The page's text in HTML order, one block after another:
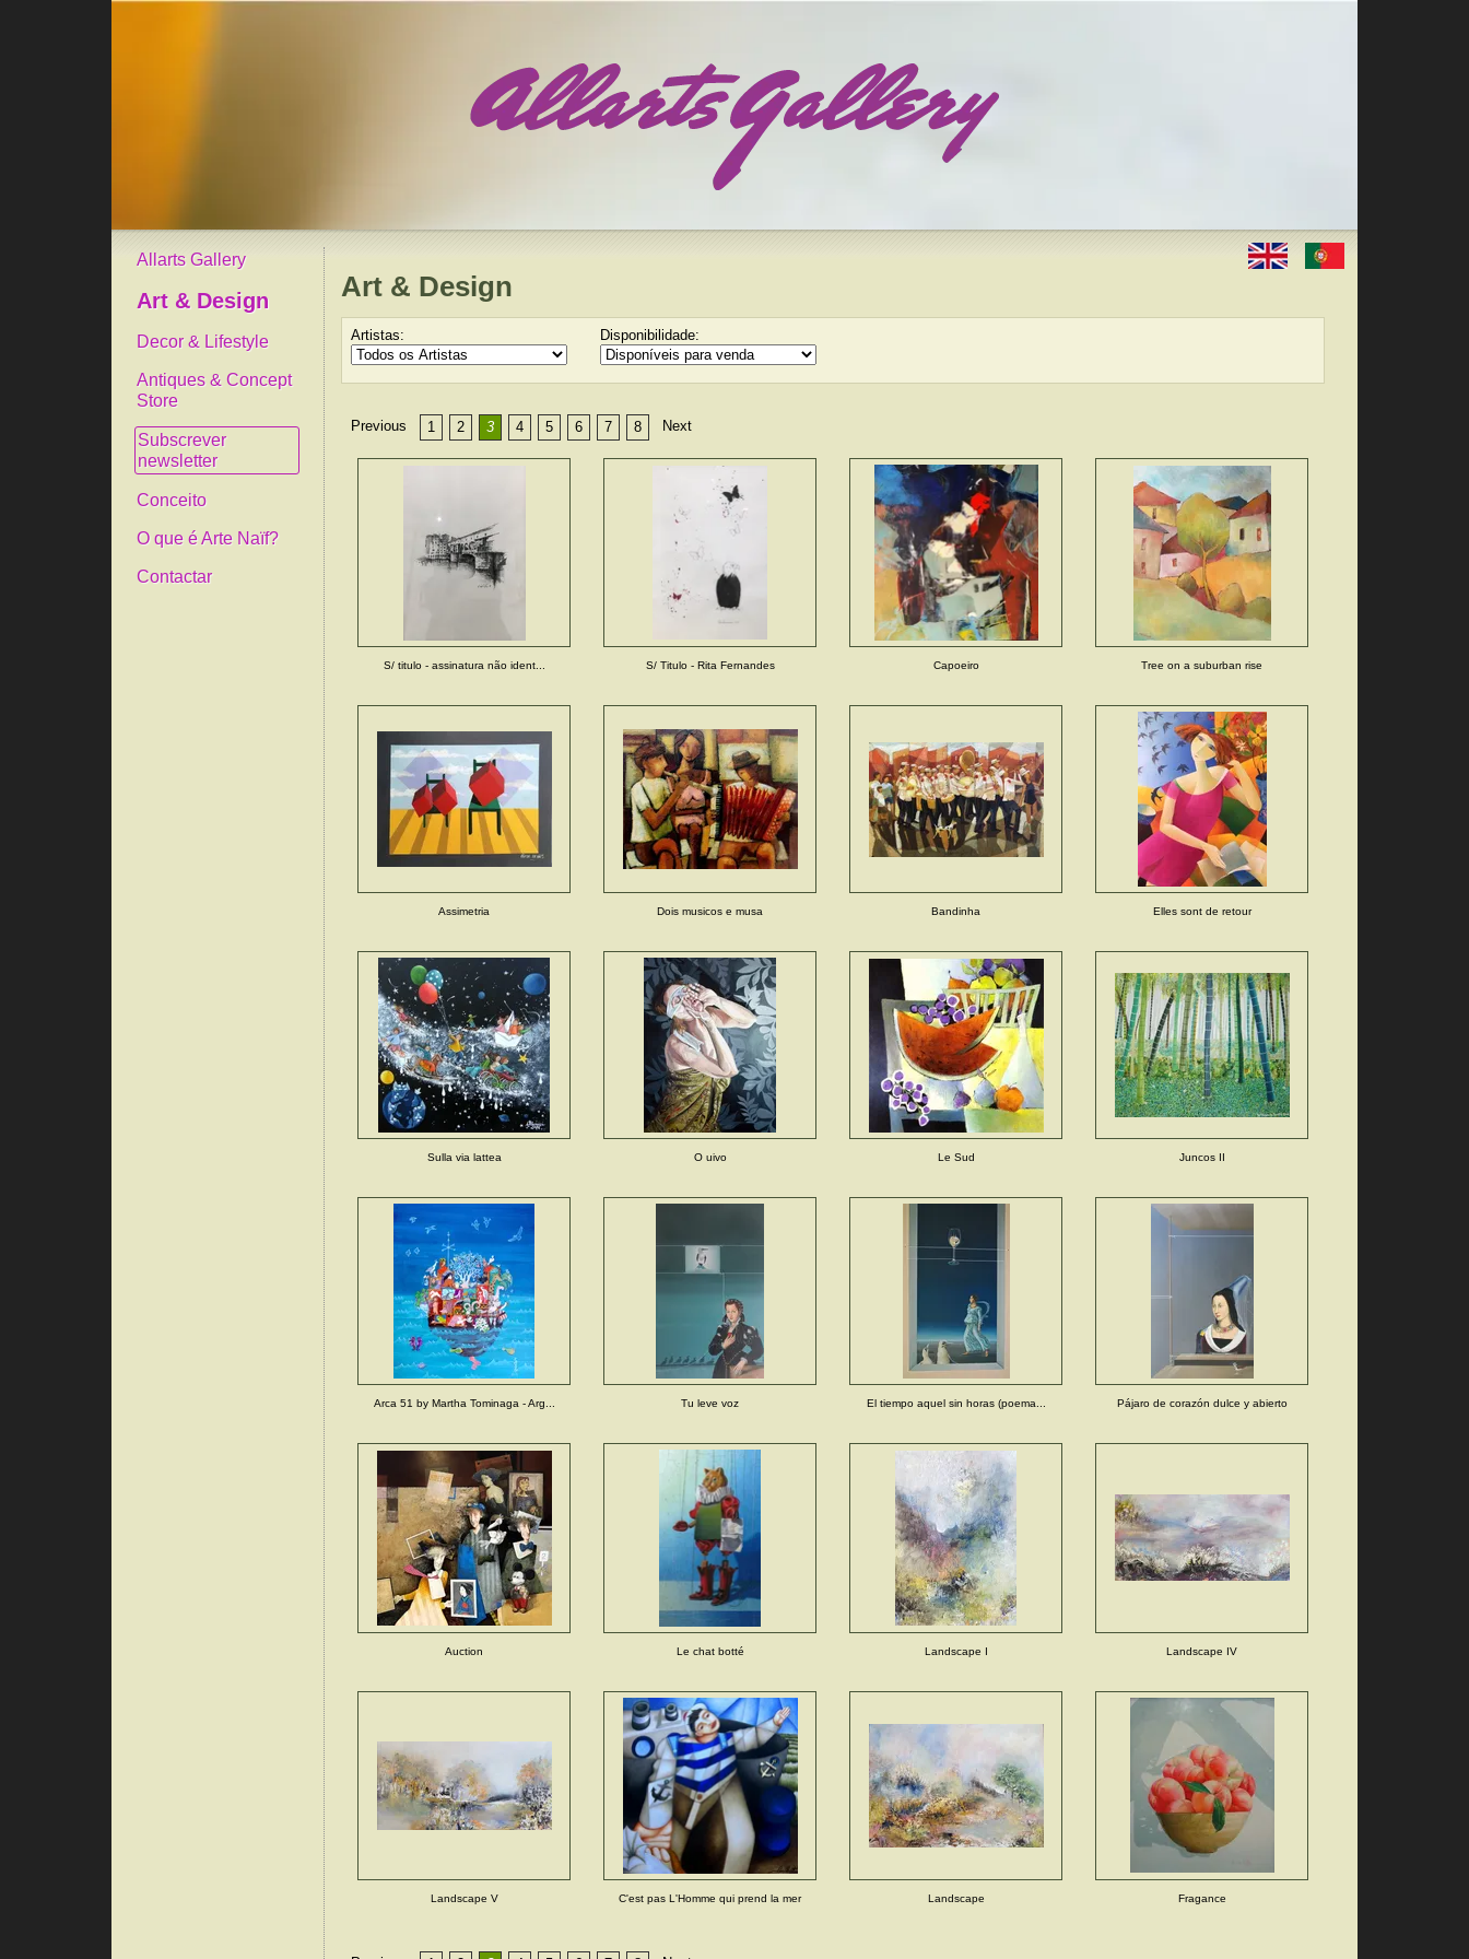
Allarts Gallery
Art & Design
Decor & Lifestyle
Antiques & Concept
Store
Subscrever
newsletter
Conceito
O que é Arte Naïf?
Contactar
Art & Design
Artistas: Disponibilidade:
Previous 1 2 3 4 5 6 7 8 Next
S/ titulo - assinatura não ident... S/ Titulo - Rita Fernandes Capoeiro Tree on a suburban rise
Assimetria Dois musicos e musa Bandinha Elles sont de retour
Sulla via lattea O uivo Le Sud Juncos II
Arca 51 by Martha Tominaga - Arg... Tu leve voz El tiempo aquel sin horas (poema... Pájaro de corazón dulce y abierto
Auction Le chat botté Landscape I Landscape IV
Landscape V C'est pas L'Homme qui prend la mer Landscape Fragance